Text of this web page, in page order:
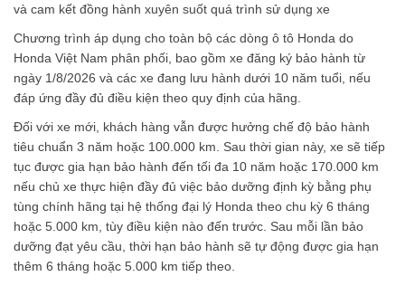
và cam kết đồng hành xuyên suốt quá trình sử dụng xe
Chương trình áp dụng cho toàn bộ các dòng ô tô Honda do
Honda Việt Nam phân phối, bao gồm xe đăng ký bảo hành từ
ngày 1/8/2026 và các xe đang lưu hành dưới 10 năm tuổi, nếu
đáp ứng đầy đủ điều kiện theo quy định của hãng.
Đối với xe mới, khách hàng vẫn được hưởng chế độ bảo hành
tiêu chuẩn 3 năm hoặc 100.000 km. Sau thời gian này, xe sẽ tiếp
tục được gia hạn bảo hành đến tối đa 10 năm hoặc 170.000 km
nếu chủ xe thực hiện đầy đủ việc bảo dưỡng định kỳ bằng phụ
tùng chính hãng tại hệ thống đại lý Honda theo chu kỳ 6 tháng
hoặc 5.000 km, tùy điều kiện nào đến trước. Sau mỗi lần bảo
dưỡng đạt yêu cầu, thời hạn bảo hành sẽ tự động được gia hạn
thêm 6 tháng hoặc 5.000 km tiếp theo.